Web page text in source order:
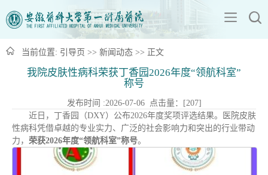
当前位置: 引导页 >> 新闻动态 >> 正文
我院皮肤性病科荣获丁香园2026年度“领航科室”
称号
发布时间 :2026-07-06 点击量：[207]
近日，丁香园（DXY）公布2026年度奖项评选结果。医院皮肤
性病科凭借卓越的专业实力、广泛的社会影响力和突出的行业带动
力， 荣获2026年度“领航科室”称号。